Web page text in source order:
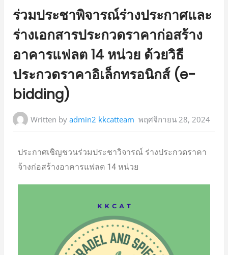
ร่วมประชาพิจารณ์ร่างประกาศและ
ร่างเอกสารประกวดราคาก่อสร้าง
อาคารแฟลต 14 หน่วย ด้วยวิธี
ประกวดราคาอิเล็กทรอนิกส์ (e-
bidding)
Written byadmin2 kkcatteam พฤศจิกายน 28, 2024
ประกาศเชิญชวนร่วมประชาวิจารณ์ ร่างประกวดราคา
จ้างก่อสร้างอาคารแฟลต 14 หน่วย